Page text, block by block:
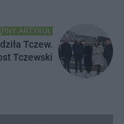
ARTYKUŁ
Tczew.
Tczewski